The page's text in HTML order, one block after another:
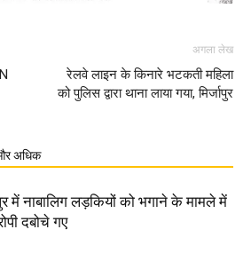
अगला लेख
रेलवे लाइन के किनारे भटकती महिला
को पुलिस द्वारा थाना लाया गया, मिर्जापुर
अधिक
में नाबालिग लड़कियों को भगाने के मामले में
दबोचे गए